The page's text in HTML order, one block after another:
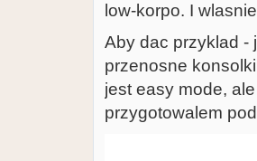
low-korpo. I
Aby dac przyklad -
przenosne
jest easy mode,
przygotowalem